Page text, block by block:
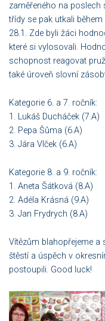
zaměřeného na poslech
třídy se pak utkali
28.1. Zde byli žáci
které si vylosovali.
schopnost reagovat
také úroveň slovní
Kategorie 6. a 7. ročník:
1. Lukáš Ducháček (7.A)
2. Pepa Šůma (6.A)
3. Jára Vlček (6.A)
Kategorie 8. a 9. ročník:
1. Aneta Šátková (8.A)
2. Adéla Krásná (9.A)
3. Jan Frydrych (8.A)
Vítězům blahopřejeme a
štěstí a úspěch v
postoupili. Good luck!